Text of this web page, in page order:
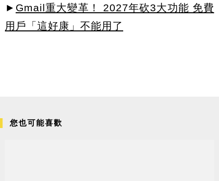
► Gmail重大變革！ 2027年砍3大功能 免費
用戶「這好康」不能用了
您也可能喜歡